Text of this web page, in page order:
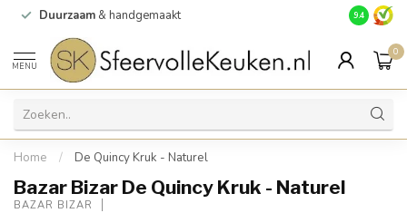
Duurzaam & handgemaakt Gratis
9.4
MENU
0
Home / De Quincy Kruk - Naturel
Bazar Bizar De Quincy Kruk - Naturel
BAZAR BIZAR